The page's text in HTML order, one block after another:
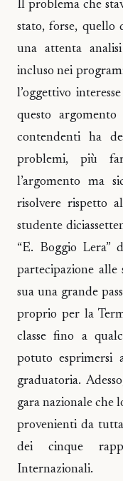
Il problema che
stato, forse, quello
una attenta
incluso nei
l’oggettivo
questo
contendenti ha
problemi, più
l’argomento ma
risolvere rispetto
studente
“E. Boggio Lera”
partecipazione alle
sua una grande
proprio per la
classe fino a
potuto esprimersi
graduatoria.
gara nazionale che
provenienti da
dei cinque
Internazionali.